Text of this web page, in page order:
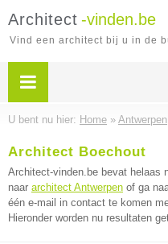
Architect -vinden.be
Vind een architect bij u in de
U bent nu hier: Home » Antwerpen
Architect Boechout
Architect-vinden.be bevat helaas
naar architect Antwerpen of ga
één e-mail in contact te komen
Hieronder worden nu resultaten